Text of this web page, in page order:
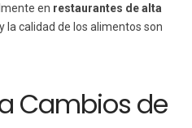
en restaurantes de alta
la calidad de los alimentos son
Cambios de